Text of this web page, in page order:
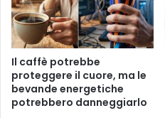
e
f
i
s
i
c
m
o
n
k
r
u
i
Il caffè potrebbe
proteggere il cuore, ma le
bevande energetiche
potrebbero danneggiarlo